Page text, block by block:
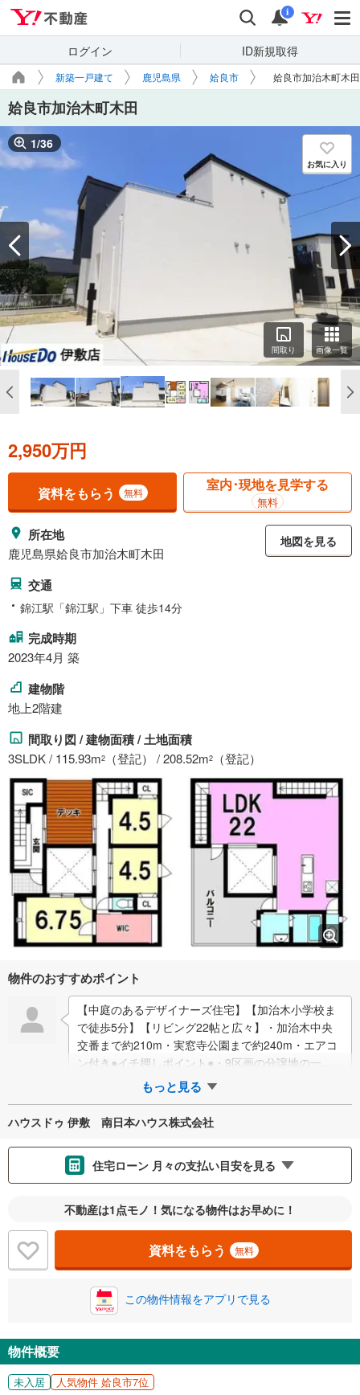
検索 通知
i
ログイン ID新規取得
新築一戸建て 鹿児島県 姶良市 姶良市加治木町木田
姶良市加治木町木田
1/36
お気に入り
間取り 画像一覧
2,950万円
資料をもらう 無料 室内･現地を見学する
無料
所在地
鹿児島県姶良市加治木町木田
地図を見る
交通
錦江駅「錦江駅」下車 徒歩14分
完成時期
2023年4月 築
建物階
地上2階建
間取り図 / 建物面積 / 土地面積
3SLDK / 115.93m2 （登記） / 208.52m2 （登記）
物件のおすすめポイント
【中庭のあるデザイナーズ住宅】【加治木小学校ま
で徒歩5分】【リビング22帖と広々】・加治木中央
交番まで約210m・実窓寺公園まで約240m・エアコ
ン付き●イチ押しポイント●・9区画の分譲地の一区
画・中庭付きで人目を気にせず、家族と…
もっと見る
ハウスドゥ 伊敷 南日本ハウス株式会社
住宅ローン 月々の支払い目安を見る
金利 ％
0.01%
返済期間
一般的には最長35年まで借り入れ可能です。多くの金融機関
不動産は1点モノ！気になる物件はお早めに！
資料をもらう 無料
この物件情報をアプリで見る
物件概要
未入居 人気物件 姶良市7位